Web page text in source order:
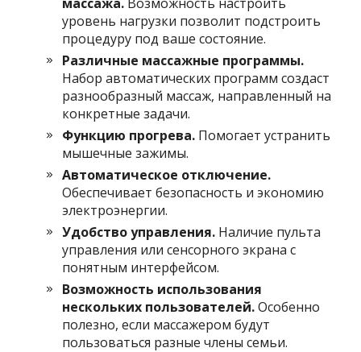
уровень нагрузки позволит подстроить
процедуру под ваше состояние.
Различные массажные программы.
Набор автоматических программ создаст
разнообразный массаж, направленный на
конкретные задачи.
Функцию прогрева. Помогает устранить
мышечные зажимы.
Автоматическое отключение.
Обеспечивает безопасность и экономию
электроэнергии.
Удобство управления. Наличие пульта
управления или сенсорного экрана с
понятным интерфейсом.
Возможность использования
нескольких пользователей.Особенно
полезно, если массажером будут
пользоваться разные члены семьи.